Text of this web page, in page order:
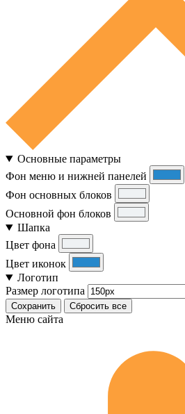
Основные параметры
Фон меню и нижней панелей
Фон основных блоков
Основной фон блоков
Шапка
Цвет фона
Цвет иконок
Логотип
Размер логотипа
Сохранить Сбросить все
Меню сайта